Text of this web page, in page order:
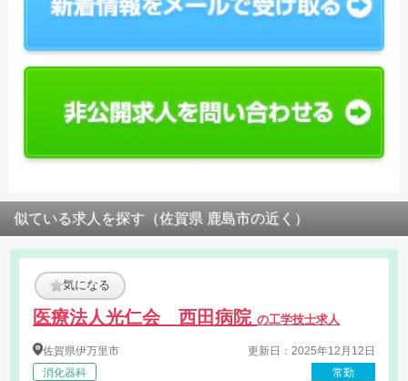
似ている求人を探す（佐賀県 鹿島市の近く）
気になる
医療法人光仁会 西田病院の工学技士求人
佐賀県伊万里市
消化器科
更新日：2025年12月12日
常勤